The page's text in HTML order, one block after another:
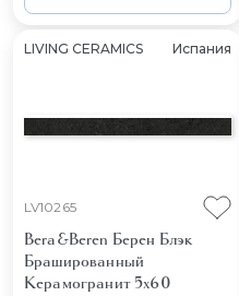
LIVING CERAMICS Испания
LV10265
Bera&Beren Берен Блэк
Брашированный
Керамогранит 5x60